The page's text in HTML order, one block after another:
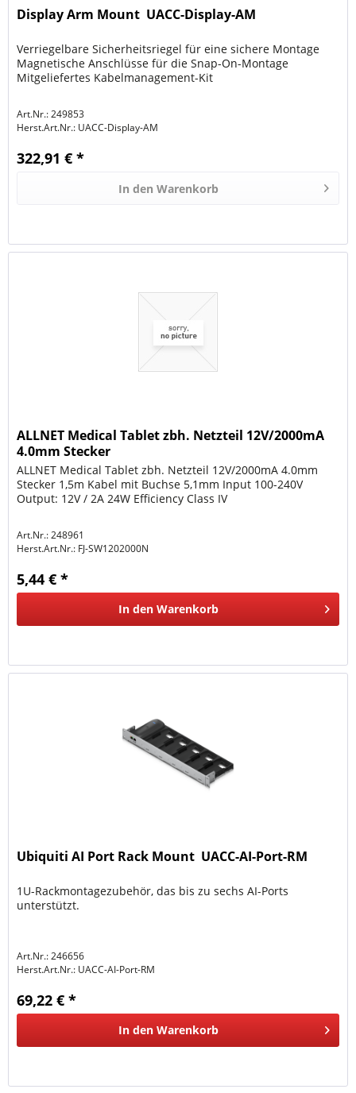
Display Arm Mount  UACC-Display-AM
Verriegelbare Sicherheitsriegel für eine sichere Montage
Magnetische Anschlüsse für die Snap-On-Montage
Mitgeliefertes Kabelmanagement-Kit
Art.Nr.: 249853
Herst.Art.Nr.: UACC-Display-AM
322,91 € *
In den Warenkorb
ALLNET Medical Tablet zbh. Netzteil 12V/2000mA
4.0mm Stecker
ALLNET Medical Tablet zbh. Netzteil 12V/2000mA 4.0mm
Stecker 1,5m Kabel mit Buchse 5,1mm Input 100-240V
Output: 12V / 2A 24W Efficiency Class IV
Art.Nr.: 248961
Herst.Art.Nr.: FJ-SW1202000N
5,44 € *
In den Warenkorb
Ubiquiti AI Port Rack Mount  UACC-AI-Port-RM
1U-Rackmontagezubehör, das bis zu sechs AI-Ports
unterstützt.
Art.Nr.: 246656
Herst.Art.Nr.: UACC-AI-Port-RM
69,22 € *
In den Warenkorb